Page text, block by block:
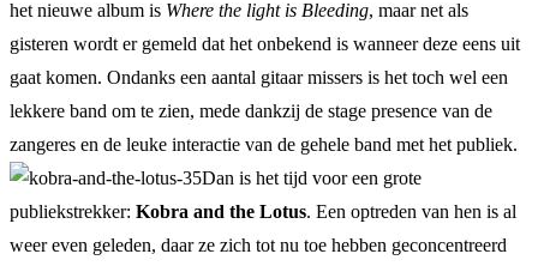
het nieuwe album is Where the light is Bleeding, maar net als
gisteren wordt er gemeld dat het onbekend is wanneer deze eens uit
gaat komen. Ondanks een aantal gitaar missers is het toch wel een
lekkere band om te zien, mede dankzij de stage presence van de
zangeres en de leuke interactie van de gehele band met het publiek.
Dan is het tijd voor een grote
publiekstrekker: Kobra and the Lotus. Een optreden van hen is al
weer even geleden, daar ze zich tot nu toe hebben geconcentreerd